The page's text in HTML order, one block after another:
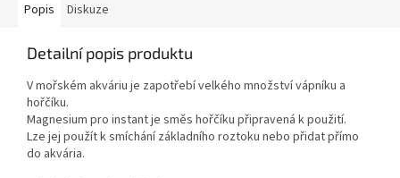
Popis Diskuze
Detailní popis produktu
V mořském akváriu je zapotřebí velkého množství vápníku a
hořčíku.
Magnesium pro instant je směs hořčíku připravená k použití.
Lze jej použít k smíchání základního roztoku nebo přidat přímo
do akvária.